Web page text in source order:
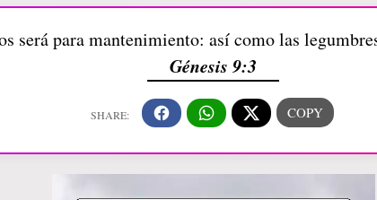
será para mantenimiento: así como las
Génesis 9:3